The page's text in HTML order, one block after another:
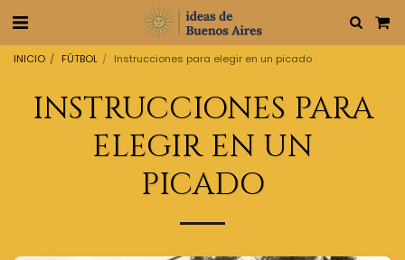
INICIO FÚTBOL Instrucciones para elegir en un picado
INSTRUCCIONES PARA
ELEGIR EN UN
PICADO